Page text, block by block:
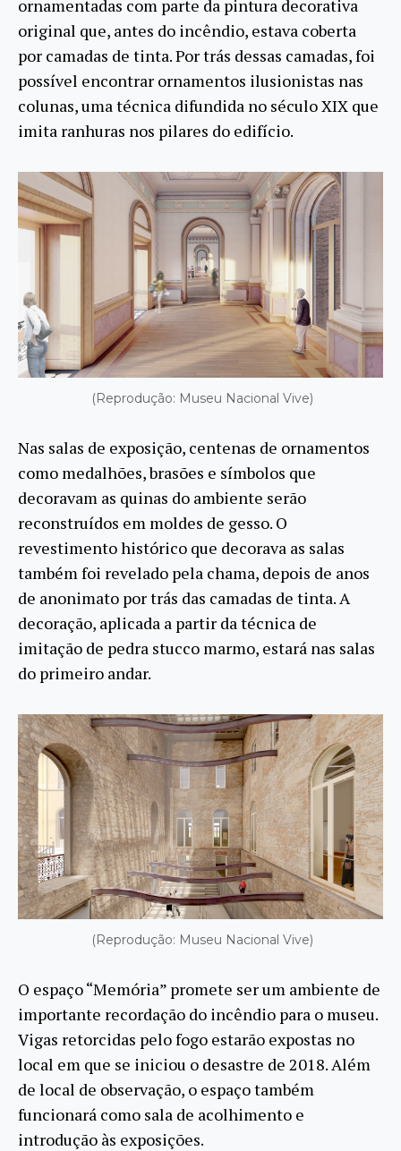
ornamentadas com parte da pintura decorativa
original que, antes do incêndio, estava coberta
por camadas de tinta. Por trás dessas camadas, foi
possível encontrar ornamentos ilusionistas nas
colunas, uma técnica difundida no século XIX que
imita ranhuras nos pilares do edifício.
(Reprodução: Museu Nacional Vive)
Nas salas de exposição, centenas de ornamentos
como medalhões, brasões e símbolos que
decoravam as quinas do ambiente serão
reconstruídos em moldes de gesso. O
revestimento histórico que decorava as salas
também foi revelado pela chama, depois de anos
de anonimato por trás das camadas de tinta. A
decoração, aplicada a partir da técnica de
imitação de pedra stucco marmo, estará nas salas
do primeiro andar.
(Reprodução: Museu Nacional Vive)
O espaço “Memória” promete ser um ambiente de
importante recordação do incêndio para o museu.
Vigas retorcidas pelo fogo estarão expostas no
local em que se iniciou o desastre de 2018. Além
de local de observação, o espaço também
funcionará como sala de acolhimento e
introdução às exposições.